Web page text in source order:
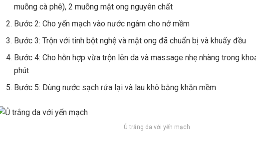
muỗng cà phê), 2 muỗngmật ong nguyên chất
Bước 2: Cho yến mạch vào nước ngâm cho nở mềm
Bước 3: Trộn với tinh bột nghệ và mật ong đã chuẩn bị và khuấy đều
Bước 4: Cho hỗn hợp vừa trộn lên da và massage nhẹ nhàng trong
phút
Bước 5: Dùng nước sạch rửa lại và lau khô bằng khăn mềm
Ủ trắng da với yến mạch